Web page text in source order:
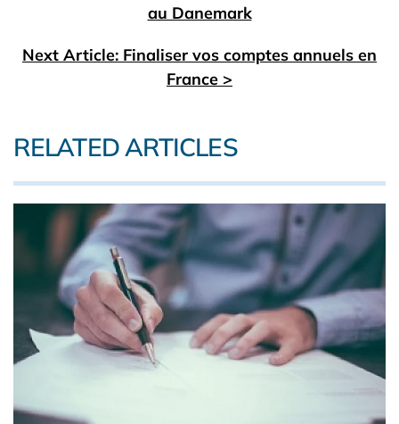
au Danemark
Next Article: Finaliser vos comptes annuels en
France >
RELATED ARTICLES